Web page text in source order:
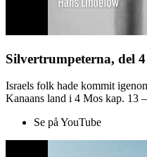
Silvertrumpeterna, del
Israels folk hade kommit
Kanaans land i 4 Mos kap. 13
Se på YouTube